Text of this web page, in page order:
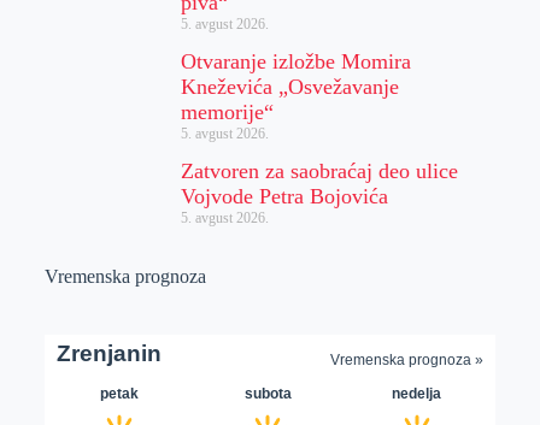
5. avgust 2026.
Otvaranje izložbe Momira
Kneževića „Osvežavanje
memorije“
5. avgust 2026.
Zatvoren za saobraćaj deo ulice
Vojvode Petra Bojovića
5. avgust 2026.
Vremenska prognoza